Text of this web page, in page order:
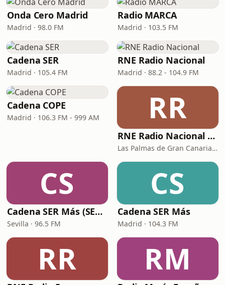
Onda Cero Madrid
Madrid · 98.0 FM
Radio MARCA
Madrid · 103.5 FM
Cadena SER
Madrid · 105.4 FM
RNE Radio Nacional
Madrid · 88.2 - 104.9 FM
Cadena COPE
Madrid · 106.3 FM - 999 AM RR
RNE Radio Nacional - Canarias
Las Palmas de Gran Canaria · 92.8 FM
CS
Cadena SER Más (SER+ Sevilla)
Sevilla · 96.5 FM
CS
Cadena SER Más
Madrid · 104.3 FM
RR RM